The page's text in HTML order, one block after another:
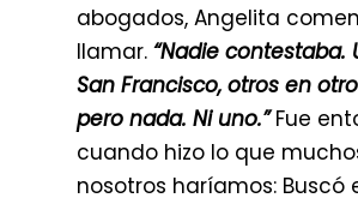
abogados, Angelita
llamar. “Nadie contestaba.
San Francisco, otros en
pero nada. Ni uno.”Fue
cuando hizo lo que
nosotros haríamos: Buscó